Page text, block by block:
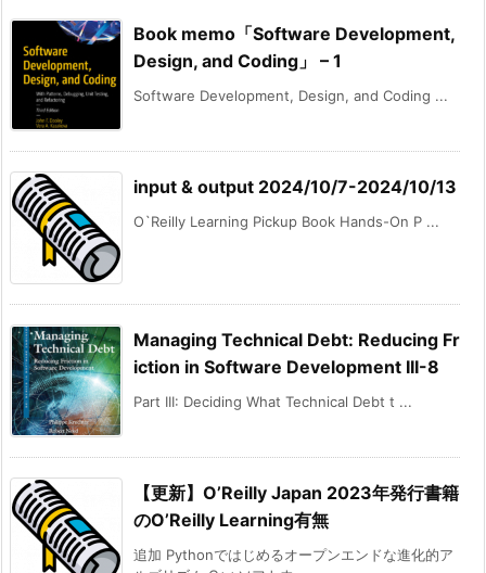
Book memo「Software Development,
Design, and Coding」 – 1
Software Development, Design, and Coding ...
input & output 2024/10/7-2024/10/13
O`Reilly Learning Pickup Book Hands-On P ...
Managing Technical Debt: Reducing Fr
iction in Software Development III-8
Part III: Deciding What Technical Debt t ...
【更新】O’Reilly Japan 2023年発行書籍
のO’Reilly Learning有無
追加 Pythonではじめるオープンエンドな進化的ア